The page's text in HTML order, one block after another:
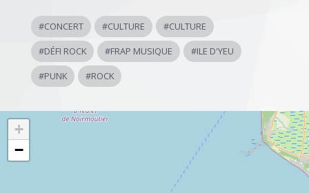
#CONCERT #CULTURE #CULTURE
#DÉFI ROCK #FRAP MUSIQUE #ILE D'YEU
#PUNK #ROCK
+
−